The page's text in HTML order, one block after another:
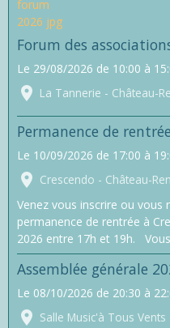
Forum des
Le 29/08/2026 de 10:00 à
La Tannerie - Château-
Permanence de
Le 10/09/2026 de 17:00 à
Crescendo - Château-
Venez vous inscrire ou vous
permanence de rentrée à
2026 entre 17h et 19h.
Assemblée générale
Le 08/10/2026 de 20:30 à
Salle Music'à Tous